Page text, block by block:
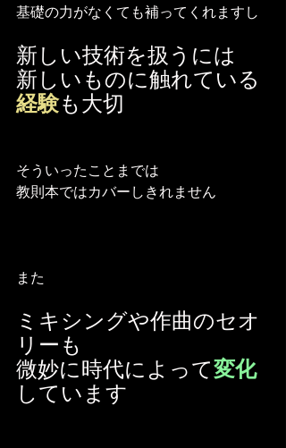
基礎の力がなくても補ってくれますし
新しい技術を扱うには
新しいものに触れている
経験も大切
そういったことまでは
教則本ではカバーしきれません
また
ミキシングや作曲のセオ
リーも
微妙に時代によって変化
しています